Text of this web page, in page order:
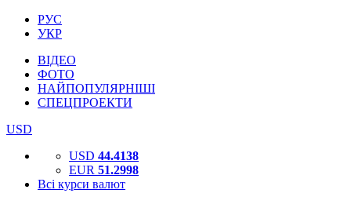
РУС
УКР
ВІДЕО
ФОТО
НАЙПОПУЛЯРНІШІ
СПЕЦПРОЕКТИ
USD
USD 44.4138
EUR 51.2998
Всі курси валют